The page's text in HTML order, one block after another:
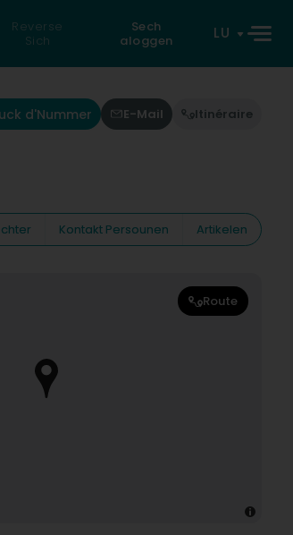
Reverse
Sich
Sech
aloggen
LU
d'Nummer E-Mail Itinéraire
Kontakt Persounen
Artikelen
Route